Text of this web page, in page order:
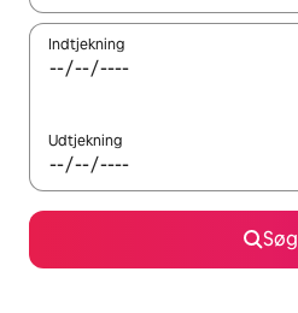
Indtjekning
Udtjekning
Søg